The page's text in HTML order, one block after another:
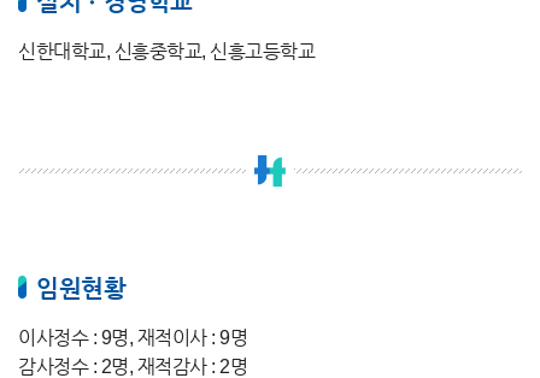
신한대학교, 신흥중학교, 신흥고등학교
임원현황
이사정수 : 9명, 재적이사 : 9명
감사정수 : 2명, 재적감사 : 2명